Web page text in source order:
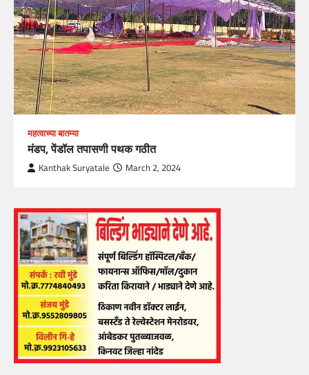
महत्वाच्या बातम्या
मंडप, पेंडॉल तपासणी पथक गठीत
Kanthak Suryatale March 2, 2024